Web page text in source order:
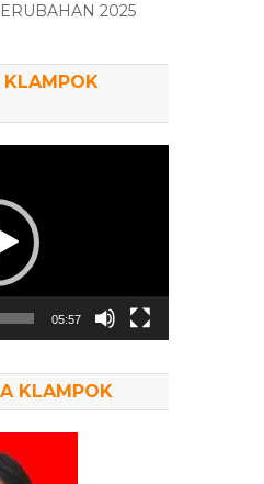
2025
KLAMPOK
05:57
KLAMPOK